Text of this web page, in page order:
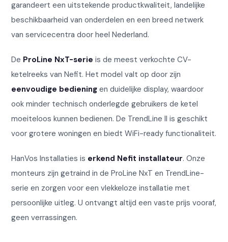
garandeert een uitstekende productkwaliteit, landelijke
beschikbaarheid van onderdelen en een breed netwerk
van servicecentra door heel Nederland.
De ProLine NxT-serie is de meest verkochte CV-
ketelreeks van Nefit. Het model valt op door zijn
eenvoudige bediening en duidelijke display, waardoor
ook minder technisch onderlegde gebruikers de ketel
moeiteloos kunnen bedienen. De TrendLine II is geschikt
voor grotere woningen en biedt WiFi-ready functionaliteit.
HanVos Installaties is erkend Nefit installateur. Onze
monteurs zijn getraind in de ProLine NxT en TrendLine-
serie en zorgen voor een vlekkeloze installatie met
persoonlijke uitleg. U ontvangt altijd een vaste prijs vooraf,
geen verrassingen.